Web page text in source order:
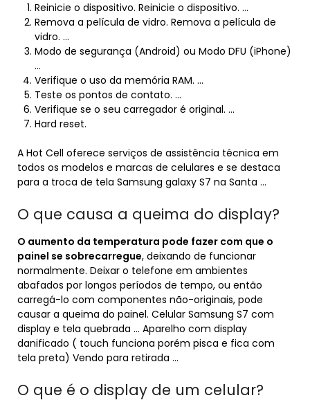
Reinicie o dispositivo. Reinicie o dispositivo. …
Remova a película de vidro. Remova a película de
vidro. …
Modo de segurança (Android) ou Modo DFU (iPhone)
…
Verifique o uso da memória RAM. …
Teste os pontos de contato. …
Verifique se o seu carregador é original. …
Hard reset.
A Hot Cell oferece serviços de assistência técnica em
todos os modelos e marcas de celulares e se destaca
para a troca de tela Samsung galaxy S7 na Santa …
O que causa a queima do display?
O aumento da temperatura pode fazer com que o
painel se sobrecarregue, deixando de funcionar
normalmente. Deixar o telefone em ambientes
abafados por longos períodos de tempo, ou então
carregá-lo com componentes não-originais, pode
causar a queima do painel. Celular Samsung S7 com
display e tela quebrada … Aparelho com display
danificado ( touch funciona porém pisca e fica com
tela preta) Vendo para retirada …
O que é o display de um celular?